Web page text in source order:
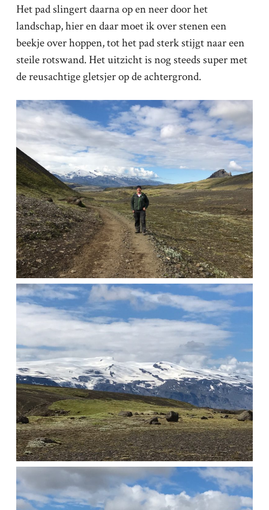
Het pad slingert daarna op en neer door het
landschap, hier en daar moet ik over stenen een
beekje over hoppen, tot het pad sterk stijgt naar een
steile rotswand. Het uitzicht is nog steeds super met
de reusachtige gletsjer op de achtergrond.